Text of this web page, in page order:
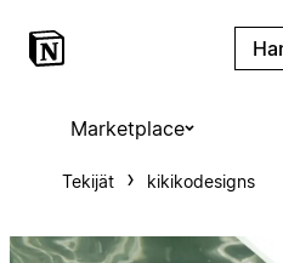
Marketplace
Tekijät kikikodesigns